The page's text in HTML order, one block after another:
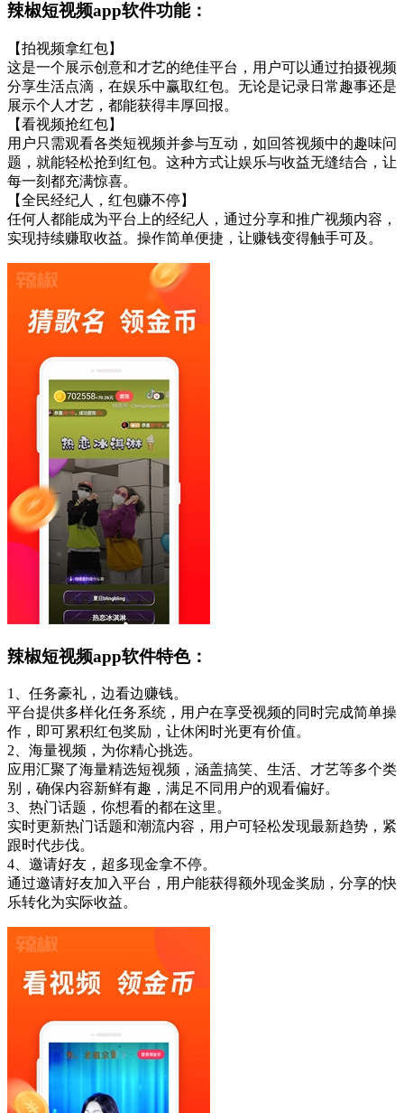
辣椒短视频app软件功能：
【拍视频拿红包】
这是一个展示创意和才艺的绝佳平台，用户可以通过拍摄视频
分享生活点滴，在娱乐中赢取红包。无论是记录日常趣事还是
展示个人才艺，都能获得丰厚回报。
【看视频抢红包】
用户只需观看各类短视频并参与互动，如回答视频中的趣味问
题，就能轻松抢到红包。这种方式让娱乐与收益无缝结合，让
每一刻都充满惊喜。
【全民经纪人，红包赚不停】
任何人都能成为平台上的经纪人，通过分享和推广视频内容，
实现持续赚取收益。操作简单便捷，让赚钱变得触手可及。
辣椒短视频app软件特色：
1、任务豪礼，边看边赚钱。
平台提供多样化任务系统，用户在享受视频的同时完成简单操
作，即可累积红包奖励，让休闲时光更有价值。
2、海量视频，为你精心挑选。
应用汇聚了海量精选短视频，涵盖搞笑、生活、才艺等多个类
别，确保内容新鲜有趣，满足不同用户的观看偏好。
3、热门话题，你想看的都在这里。
实时更新热门话题和潮流内容，用户可轻松发现最新趋势，紧
跟时代步伐。
4、邀请好友，超多现金拿不停。
通过邀请好友加入平台，用户能获得额外现金奖励，分享的快
乐转化为实际收益。